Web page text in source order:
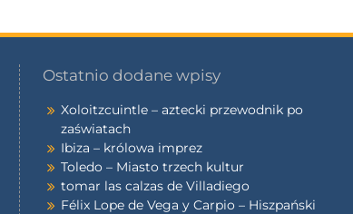
Ostatnio dodane wpisy
Xoloitzcuintle – aztecki przewodnik po
zaświatach
Ibiza – królowa imprez
Toledo – Miasto trzech kultur
tomar las calzas de Villadiego
Félix Lope de Vega y Carpio – Hiszpański